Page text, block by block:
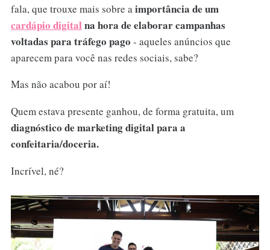
fala, que trouxe mais sobre a importância de um
cardápio digital na hora de elaborar campanhas
voltadas para tráfego pago - aqueles anúncios que
aparecem para você nas redes sociais, sabe?
Mas não acabou por aí!
Quem estava presente ganhou, de forma gratuita, um
diagnóstico de marketing digital para a
confeitaria/doceria.
Incrível, né?